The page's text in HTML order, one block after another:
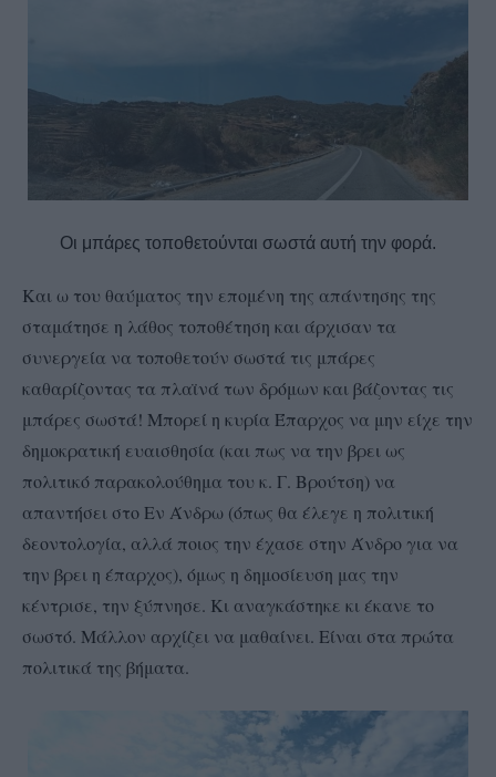
Οι μπάρες τοποθετούνται σωστά αυτή την φορά.
Και ω του θαύματος την επομένη της απάντησης της
σταμάτησε η λάθος τοποθέτηση και άρχισαν τα
συνεργεία να τοποθετούν σωστά τις μπάρες
καθαρίζοντας τα πλαϊνά των δρόμων και βάζοντας τις
μπάρες σωστά! Μπορεί η κυρία Έπαρχος να μην είχε την
δημοκρατική ευαισθησία (και πως να την βρει ως
πολιτικό παρακολούθημα του κ. Γ. Βρούτση) να
απαντήσει στο Εν Άνδρω (όπως θα έλεγε η πολιτική
δεοντολογία, αλλά ποιος την έχασε στην Άνδρο για να
την βρει η έπαρχος), όμως η δημοσίευση μας την
κέντρισε, την ξύπνησε. Κι αναγκάστηκε κι έκανε το
σωστό. Μάλλον αρχίζει να μαθαίνει. Είναι στα πρώτα
πολιτικά της βήματα.